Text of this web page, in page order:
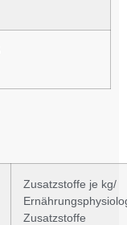
Zusatzstoffe je kg/
Zusatzstoffe